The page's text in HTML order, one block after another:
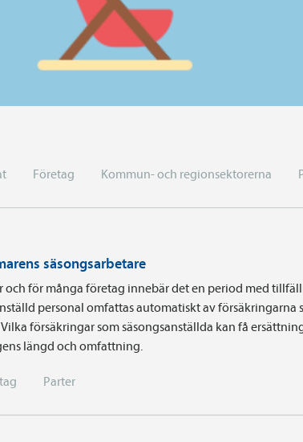
Företag Kommun- och regionsektorerna
säsongsarbetare
och för många företag innebär det en period med
personal omfattas automatiskt av försäkringarna
försäkringar som säsongsanställda kan få
längd och omfattning.
Parter